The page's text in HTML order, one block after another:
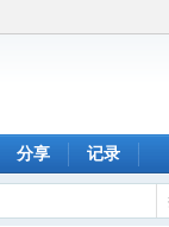
分享 记录